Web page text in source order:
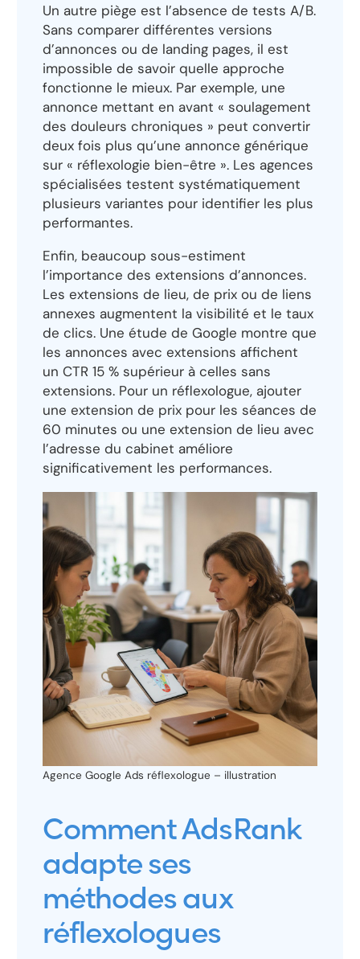
Un autre piège est l’absence de tests A/B.
Sans comparer différentes versions
d’annonces ou de landing pages, il est
impossible de savoir quelle approche
fonctionne le mieux. Par exemple, une
annonce mettant en avant « soulagement
des douleurs chroniques » peut convertir
deux fois plus qu’une annonce générique
sur « réflexologie bien-être ». Les agences
spécialisées testent systématiquement
plusieurs variantes pour identifier les plus
performantes.
Enfin, beaucoup sous-estiment
l’importance des extensions d’annonces.
Les extensions de lieu, de prix ou de liens
annexes augmentent la visibilité et le taux
de clics. Une étude de Google montre que
les annonces avec extensions affichent
un CTR 15 % supérieur à celles sans
extensions. Pour un réflexologue, ajouter
une extension de prix pour les séances de
60 minutes ou une extension de lieu avec
l’adresse du cabinet améliore
significativement les performances.
Agence Google Ads réflexologue – illustration
Comment AdsRank
adapte ses
méthodes aux
réflexologues